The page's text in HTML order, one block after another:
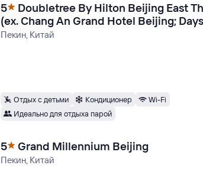
5
Doubletree By Hilton Beijing East
(ex. Chang An Grand Hotel Beijing;
Suites)
Пекин, Китай
Отдых с детьми Кондиционер
Wi-Fi
Идеально для отдыха парой
5 Grand Millennium Beijing
Пекин, Китай